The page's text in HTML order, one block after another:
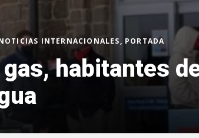
INTERNACIONALES, PORTADA
habitantes